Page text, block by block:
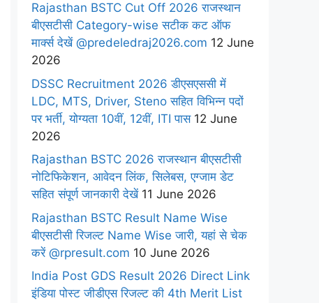
Rajasthan BSTC Cut Off 2026 राजस्थान
बीएसटीसी Category-wise सटीक कट ऑफ
मार्क्स देखें @predeledraj2026.com 12 June
2026
DSSC Recruitment 2026 डीएसएससी में
LDC, MTS, Driver, Steno सहित विभिन्न पदों
पर भर्ती, योग्यता 10वीं, 12वीं, ITI पास12 June
2026
Rajasthan BSTC 2026 राजस्थान बीएसटीसी
नोटिफिकेशन, आवेदन लिंक, सिलेबस, एग्जाम डेट
सहित संपूर्ण जानकारी देखें11 June 2026
Rajasthan BSTC Result Name Wise
बीएसटीसी रिजल्ट Name Wise जारी, यहां से चेक
करें @rpresult.com 10 June 2026
India Post GDS Result 2026 Direct Link
इंडिया पोस्ट जीडीएस रिजल्ट की 4th Merit List